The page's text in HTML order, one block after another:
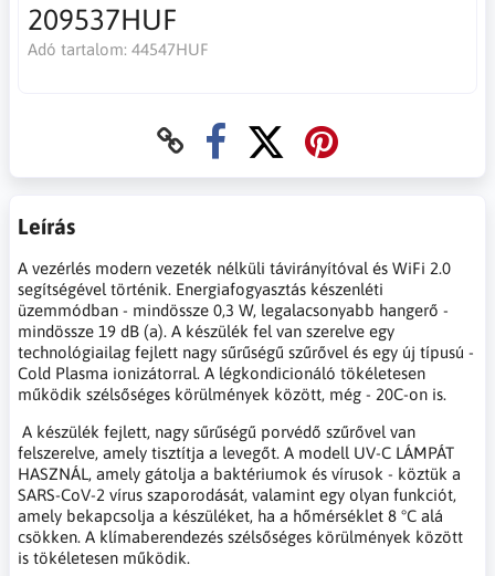
209537HUF
Adó tartalom: 44547HUF
Leírás
A vezérlés modern vezeték nélküli távirányítóval és WiFi 2.0
segítségével történik. Energiafogyasztás készenléti
üzemmódban - mindössze 0,3 W, legalacsonyabb hangerő -
mindössze 19 dB (a). A készülék fel van szerelve egy
technológiailag fejlett nagy sűrűségű szűrővel és egy új típusú -
Cold Plasma ionizátorral. A légkondicionáló tökéletesen
működik szélsőséges körülmények között, még - 20C-on is.
A készülék fejlett, nagy sűrűségű porvédő szűrővel van
felszerelve, amely tisztítja a levegőt. A modell UV-C LÁMPÁT
HASZNÁL, amely gátolja a baktériumok és vírusok - köztük a
SARS-CoV-2 vírus szaporodását, valamint egy olyan funkciót,
amely bekapcsolja a készüléket, ha a hőmérséklet 8 °C alá
csökken. A klímaberendezés szélsőséges körülmények között
is tökéletesen működik.